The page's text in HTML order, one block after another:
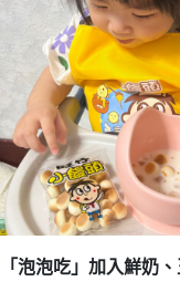
「泡泡吃」加入鮮奶